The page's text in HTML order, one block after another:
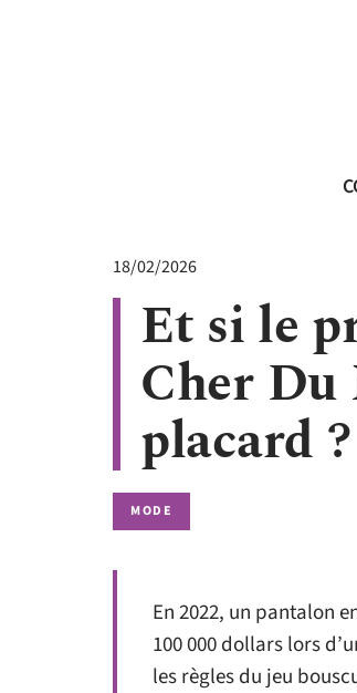
18/02/2026
Et si le
Cher
placard ?
MODE
En 2022, un pantalon
100 000 dollars lors
les règles du jeu